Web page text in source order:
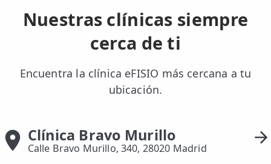
Nuestras clínicas siempre
cerca de ti
Encuentra la clínica eFISIO más cercana a tu
ubicación.
Clínica Bravo Murillo
Calle Bravo Murillo, 340, 28020 Madrid